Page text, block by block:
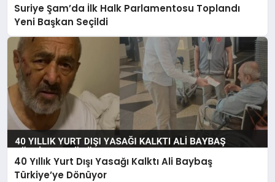
Suriye Şam’da İlk Halk Parlamentosu Toplandı
Yeni Başkan Seçildi
40 Yıllık Yurt Dışı Yasağı Kalktı Ali Baybaş
Türkiye’ye Dönüyor